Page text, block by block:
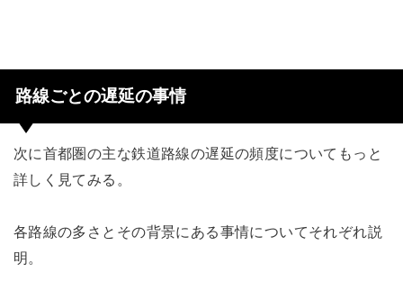
路線ごとの遅延の事情
次に首都圏の主な鉄道路線の遅延の頻度についてもっと
詳しく見てみる。
各路線の多さとその背景にある事情についてそれぞれ説
明。